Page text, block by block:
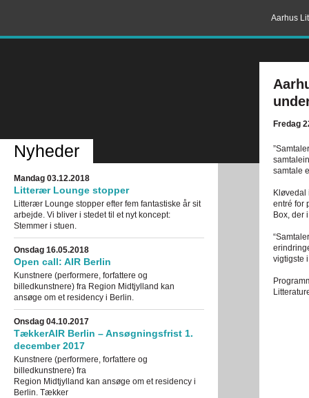
Aarhus
Fredag
samtale
Kløvedal
entré for
Box, der
vigtigste
Nyheder
Mandag 03.12.2018
Litterær Lounge stopper
Litterær Lounge stopper efter fem fantastiske år sit
arbejde. Vi bliver i stedet til et nyt koncept:
Stemmer i stuen.
Onsdag 16.05.2018
Open call: AIR Berlin
Kunstnere (performere, forfattere og
billedkunstnere) fra Region Midtjylland kan
ansøge om et residency i Berlin.
Onsdag 04.10.2017
TækkerAIR Berlin – Ansøgningsfrist 1.
december 2017
Kunstnere (performere, forfattere og
billedkunstnere) fra
Region Midtjylland kan ansøge om et residency i
Berlin. Tækker